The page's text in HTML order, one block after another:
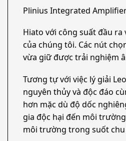
Plinius Integrated
Hiato với công suất đầu
của chúng tôi. Các nút
vừa giữ được trải nghiệm
Tương tự với việc lý giải
nguyên thủy và độc đáo
hơn mặc dù độ dốc
gia độc hại đến môi
môi trường trong suốt